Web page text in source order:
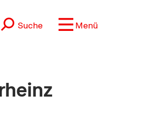
Suche Menü